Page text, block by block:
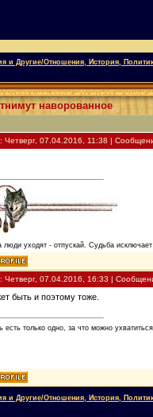
и Другие/Отношения, История,
наворованное
Четверг, 07.04.2016, 11:38 |
люди уходят - отпускай. Судьба
Четверг, 07.04.2016, 16:33 |
быть и поэтому тоже.
есть только одно, за что можно
и Другие/Отношения, История,